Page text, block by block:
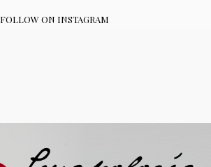
FOLLOW ON INSTAGRAM